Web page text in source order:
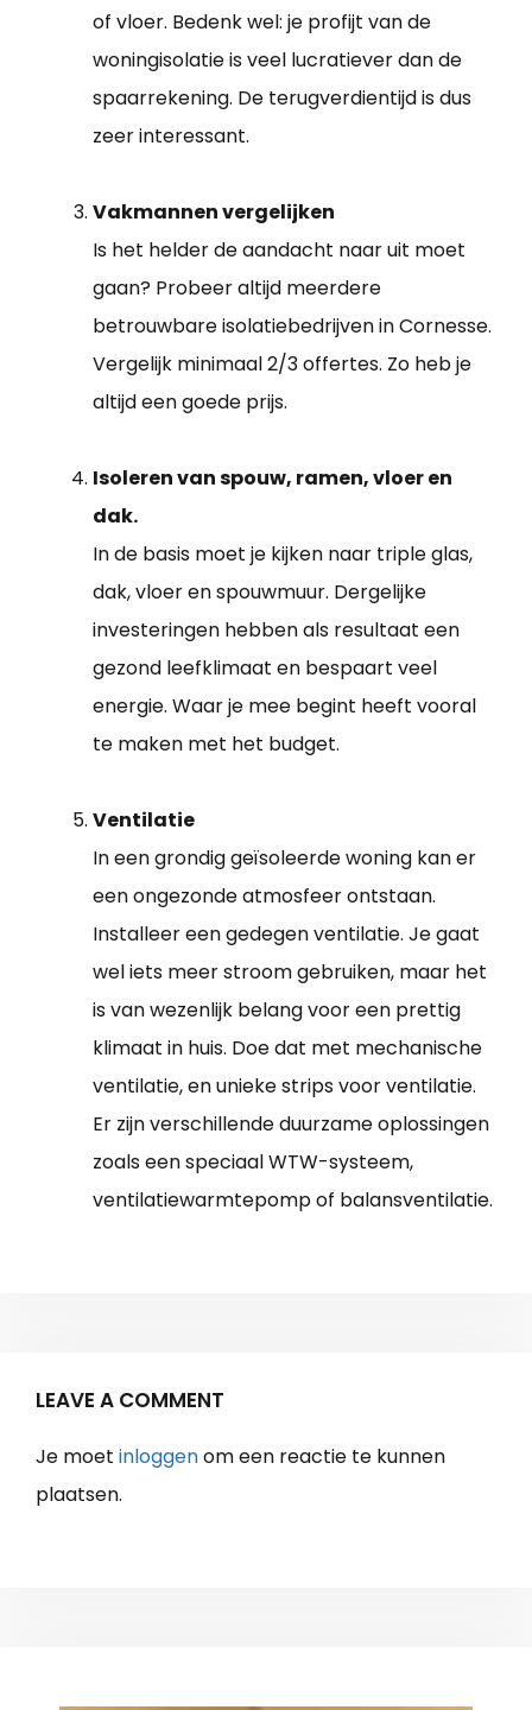
of vloer. Bedenk wel: je profijt van de
woningisolatie is veel lucratiever dan de
spaarrekening. De terugverdientijd is dus
zeer interessant.
Vakmannen vergelijken
Is het helder de aandacht naar uit moet
gaan? Probeer altijd meerdere
betrouwbare isolatiebedrijven in Cornesse.
Vergelijk minimaal 2/3 offertes. Zo heb je
altijd een goede prijs.
Isoleren van spouw, ramen, vloer en
dak.
In de basis moet je kijken naar triple glas,
dak, vloer en spouwmuur. Dergelijke
investeringen hebben als resultaat een
gezond leefklimaat en bespaart veel
energie. Waar je mee begint heeft vooral
te maken met het budget.
Ventilatie
In een grondig geïsoleerde woning kan er
een ongezonde atmosfeer ontstaan.
Installeer een gedegen ventilatie. Je gaat
wel iets meer stroom gebruiken, maar het
is van wezenlijk belang voor een prettig
klimaat in huis. Doe dat met mechanische
ventilatie, en unieke strips voor ventilatie.
Er zijn verschillende duurzame oplossingen
zoals een speciaal WTW-systeem,
ventilatiewarmtepomp of balansventilatie.
LEAVE A COMMENT
Je moet inloggenom een reactie te kunnen
plaatsen.